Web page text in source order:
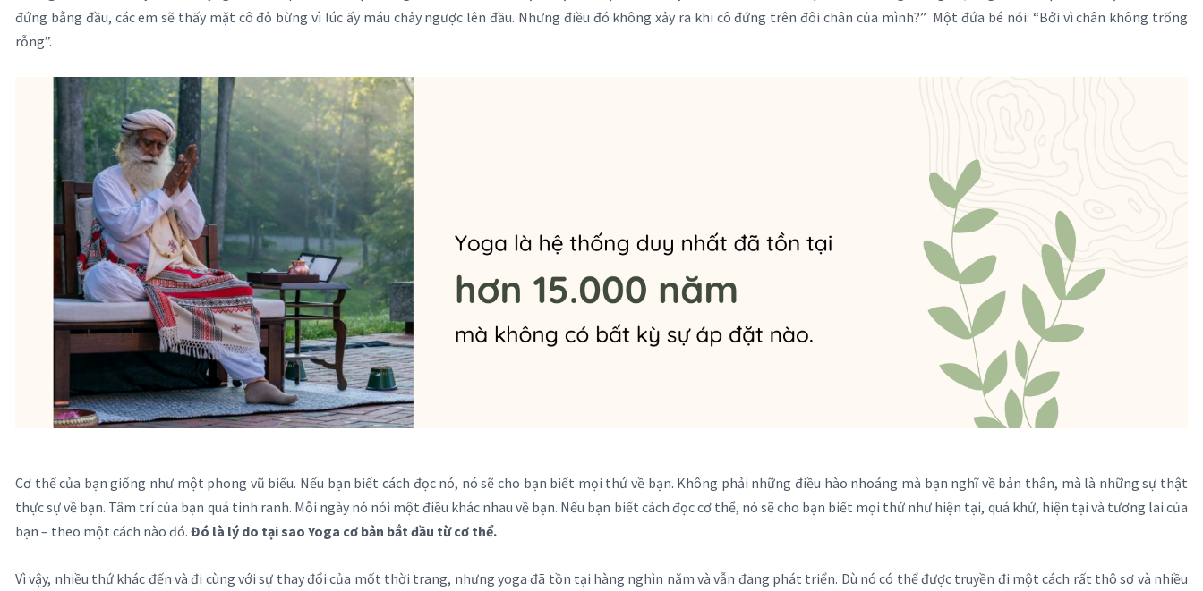
đứng bằng đầu, các em sẽ thấy mặt cô đỏ bừng vì lúc ấy máu chảy ngược lên đầu. Nhưng điều đó không xảy ra khi cô đứng trên đôi chân của mình?” Một đứa bé nói: “Bởi vì chân không trống
rỗng”.
Cơ thể của bạn giống như một phong vũ biểu. Nếu bạn biết cách đọc nó, nó sẽ cho bạn biết mọi thứ về bạn. Không phải những điều hào nhoáng mà bạn nghĩ về bản thân, mà là những sự thật
thực sự về bạn. Tâm trí của bạn quá tinh ranh. Mỗi ngày nó nói một điều khác nhau về bạn. Nếu bạn biết cách đọc cơ thể, nó sẽ cho bạn biết mọi thứ như hiện tại, quá khứ, hiện tại và tương lai của
bạn – theo một cách nào đó. Đó là lý do tại sao Yoga cơ bản bắt đầu từ cơ thể.
Vì vậy, nhiều thứ khác đến và đi cùng với sự thay đổi của mốt thời trang, nhưng yoga đã tồn tại hàng nghìn năm và vẫn đang phát triển. Dù nó có thể được truyền đi một cách rất thô sơ và nhiều